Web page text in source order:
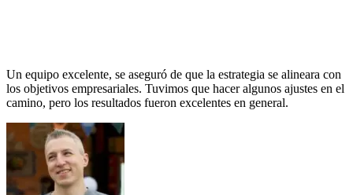
Un equipo excelente, se aseguró de que la estrategia se alineara con
los objetivos empresariales. Tuvimos que hacer algunos ajustes en el
camino, pero los resultados fueron excelentes en general.